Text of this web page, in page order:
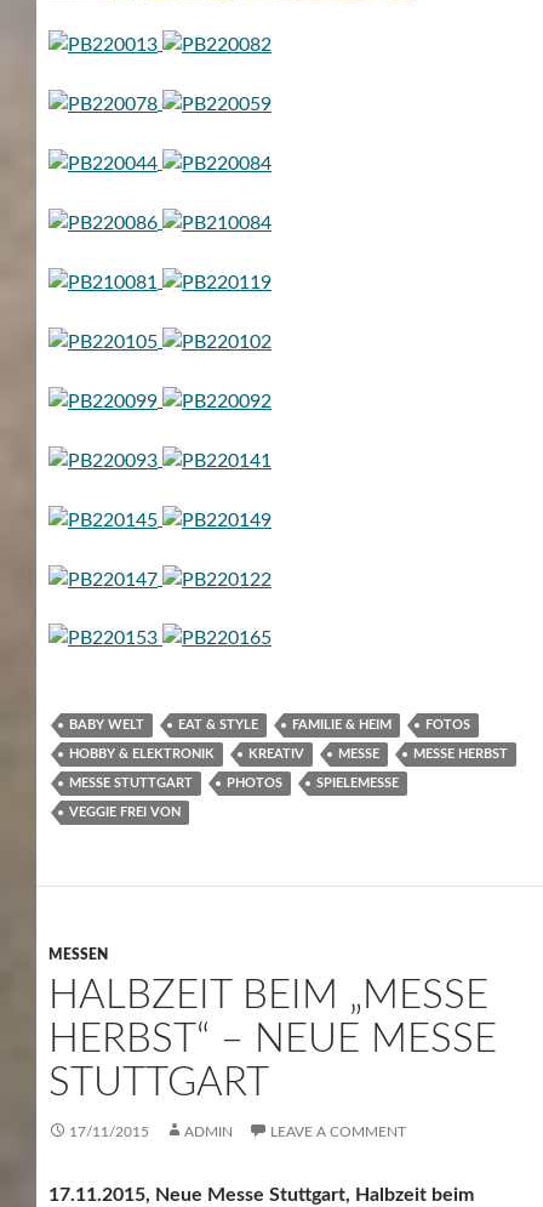
BABY WELT EAT & STYLE FAMILIE & HEIM FOTOS
HOBBY & ELEKTRONIK KREATIV MESSE MESSE HERBST
MESSE STUTTGART PHOTOS SPIELEMESSE
VEGGIE FREI VON
MESSEN
HALBZEIT BEIM „MESSE
HERBST“ – NEUE MESSE
STUTTGART
17/11/2015 ADMIN LEAVE A COMMENT
17.11.2015, Neue Messe Stuttgart, Halbzeit beim